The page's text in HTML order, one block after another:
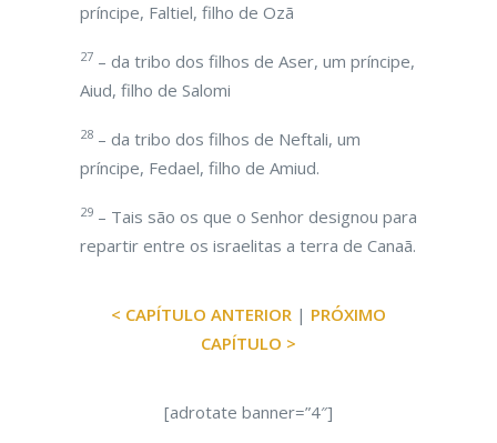
príncipe, Faltiel, filho de Ozã
27 – da tribo dos filhos de Aser, um príncipe,
Aiud, filho de Salomi
28 – da tribo dos filhos de Neftali, um
príncipe, Fedael, filho de Amiud.
29 – Tais são os que o Senhor designou para
repartir entre os israelitas a terra de Canaã.
< CAPÍTULO ANTERIOR | PRÓXIMO
CAPÍTULO >
[adrotate banner=”4″]